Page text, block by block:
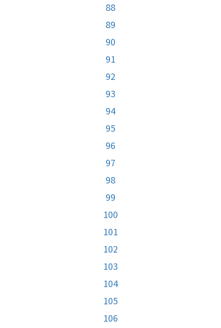
88
89
90
91
92
93
94
95
96
97
98
99
100
101
102
103
104
105
106